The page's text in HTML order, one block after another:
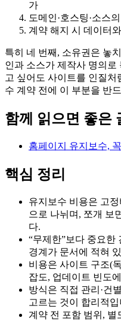
가
도메인·호스팅·소스
계약 해지 시 데이터
특히 네 번째, 소유권은 놓
인과 소스가 제작사 명의로
고 싶어도 사이트를 인질처
수 계약 전에 이 부분을 반
함께 읽으면 좋은
홈페이지 유지보수,
핵심 정리
유지보수 비용은 고정
으로 나뉘며, 쪼개 보
다.
“무제한”보다 중요한
경계가 문서에 적혀
비용은 사이트 구조(
잡도, 업데이트 빈도
방식은 직접 관리·건
고르는 것이 합리적입
계약 전 포함 범위, 별